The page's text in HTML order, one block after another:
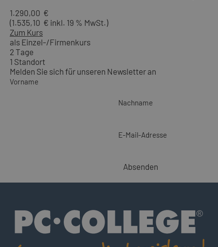
1.290,00 €
(1.535,10 € inkl. 19 % MwSt.)
Zum Kurs
als Einzel-/Firmenkurs
2 Tage
1 Standort
Melden Sie sich für unseren Newsletter an
Vorname
Nachname
E-Mail-Adresse
Absenden